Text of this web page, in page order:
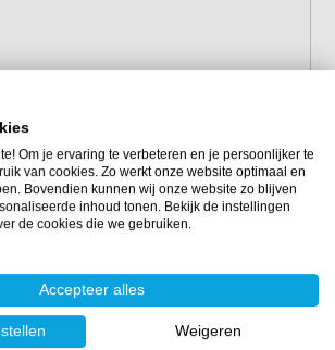
Om je ervaring te verbeteren en je persoonlijker te
van cookies. Zo werkt onze website optimaal en
Bovendien kunnen wij onze website zo blijven
inhoud tonen. Bekijk de instellingen
de cookies die we gebruiken.
Accepteer alles
Weigeren